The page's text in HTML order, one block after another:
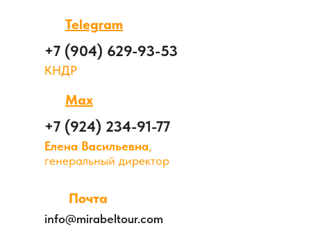
Telegram
+7 (904) 629-93-53
КНДР
Почта
+7 (924) 234-91-77
info@mirabeltour.com
Елена Васильевна,
генеральный директор
Max